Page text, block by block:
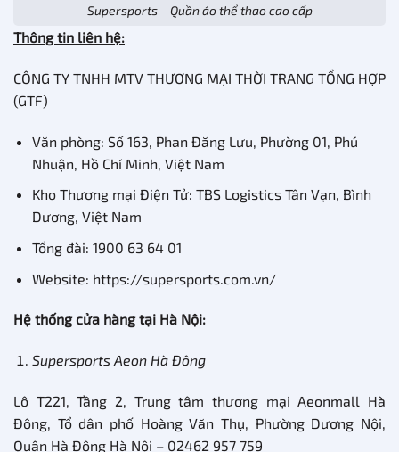
Supersports – Quần áo thể thao cao cấp
Thông tin liên hệ:
CÔNG TY TNHH MTV THƯƠNG MẠI THỜI TRANG TỔNG HỢP
(GTF)
Văn phòng: Số 163, Phan Đăng Lưu, Phường 01, Phú
Nhuận, Hồ Chí Minh, Việt Nam
Kho Thương mại Điện Tử: TBS Logistics Tân Vạn, Bình
Dương, Việt Nam
Tổng đài: 1900 63 64 01
Website: https://supersports.com.vn/
Hệ thống cửa hàng tại Hà Nội:
Supersports Aeon Hà Đông
Lô T221, Tầng 2, Trung tâm thương mại Aeonmall Hà
Đông, Tổ dân phố Hoàng Văn Thụ, Phường Dương Nội,
Quận Hà Đông Hà Nội – 02462 957 759